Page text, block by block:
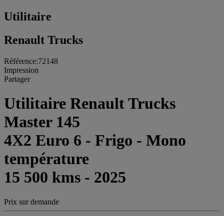
Utilitaire
Renault Trucks
Référence:72148
Impression
Partager
Utilitaire Renault Trucks
Master 145
4X2 Euro 6 - Frigo - Mono
température
15 500 kms - 2025
Prix sur demande